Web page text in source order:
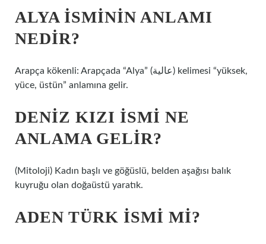
ALYA ISMININ ANLAMI
NEDIR?
Arapça kökenli: Arapçada “Alya” (عالية) kelimesi “yüksek,
yüce, üstün” anlamına gelir.
DENIZ KIZI ISMI NE
ANLAMA GELIR?
(Mitoloji) Kadın başlı ve göğüslü, belden aşağısı balık
kuyruğu olan doğaüstü yaratık.
ADEN TÜRK ISMI MI?